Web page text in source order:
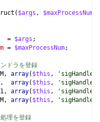
( $args , $maxProcessNum
= $args ;
= $maxProcessNum;
ドラを登録
, array( $this ,
'sigHandler'
, array( $this ,
'sigHandler'
, array( $this ,
'sigHandler'
, array( $this , 'sigHandler'
理を登録